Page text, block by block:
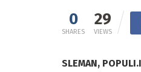
0
SHARES
29
VIEWS
SLEMAN,